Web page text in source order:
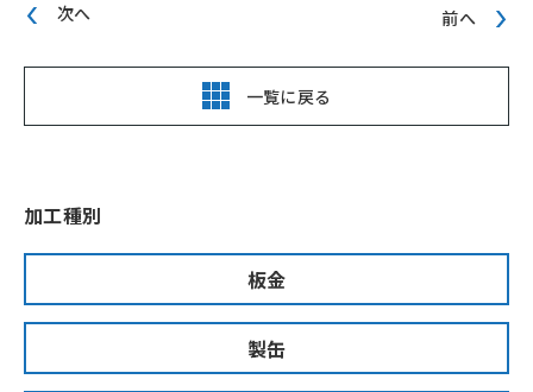
次へ 前へ
一覧に戻る
加工種別
板金
製缶